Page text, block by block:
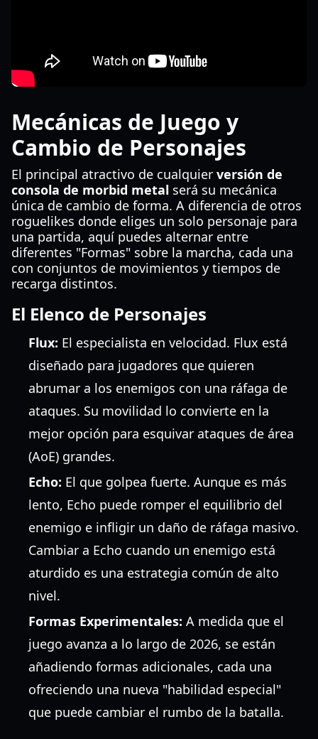
Mecánicas de Juego y
Cambio de Personajes
El principal atractivo de cualquier versión de
consola de morbid metal será su mecánica
única de cambio de forma. A diferencia de otros
roguelikes donde eliges un solo personaje para
una partida, aquí puedes alternar entre
diferentes "Formas" sobre la marcha, cada una
con conjuntos de movimientos y tiempos de
recarga distintos.
El Elenco de Personajes
Flux: El especialista en velocidad. Flux está
diseñado para jugadores que quieren
abrumar a los enemigos con una ráfaga de
ataques. Su movilidad lo convierte en la
mejor opción para esquivar ataques de área
(AoE) grandes.
Echo: El que golpea fuerte. Aunque es más
lento, Echo puede romper el equilibrio del
enemigo e infligir un daño de ráfaga masivo.
Cambiar a Echo cuando un enemigo está
aturdido es una estrategia común de alto
nivel.
Formas Experimentales: A medida que el
juego avanza a lo largo de 2026, se están
añadiendo formas adicionales, cada una
ofreciendo una nueva "habilidad especial"
que puede cambiar el rumbo de la batalla.